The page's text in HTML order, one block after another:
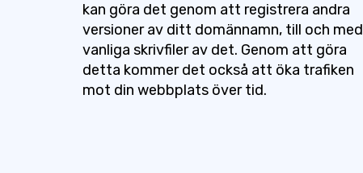
kan göra det genom att registrera andra
versioner av ditt domännamn, till och med
vanliga skrivfiler av det. Genom att göra
detta kommer det också att öka trafiken
mot din webbplats över tid.